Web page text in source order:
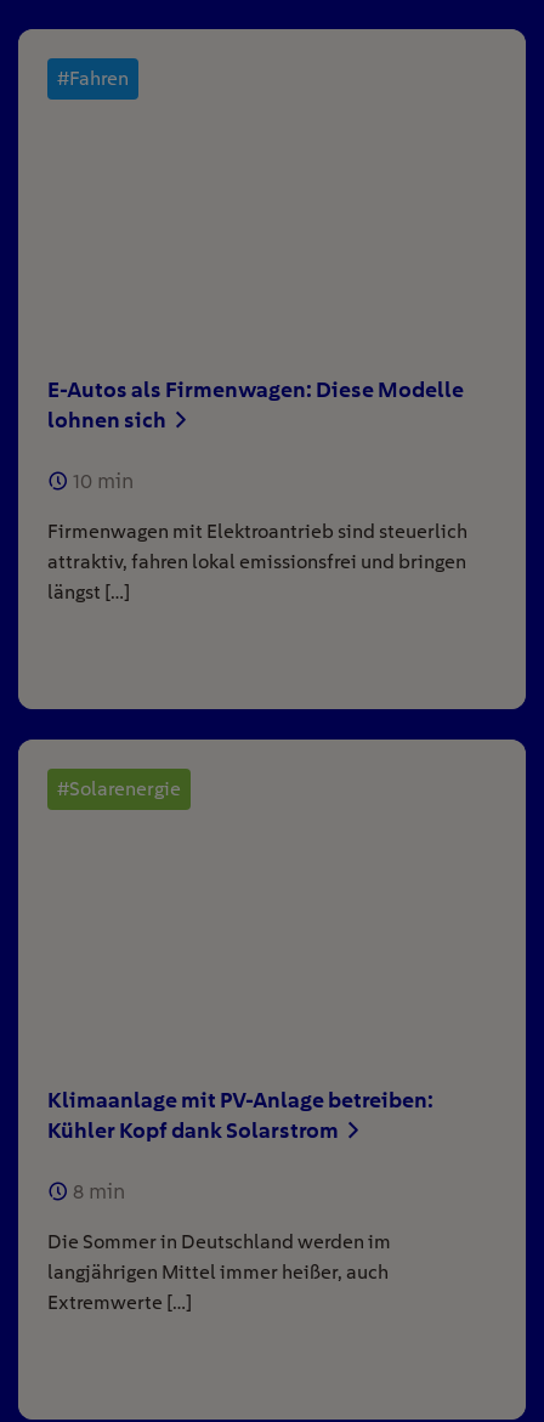
#Fahren
E-Autos als Firmenwagen: Diese Modelle
lohnen sich
10 min
Firmenwagen mit Elektroantrieb sind steuerlich
attraktiv, fahren lokal emissionsfrei und bringen
längst […]
#Solarenergie
Klimaanlage mit PV-Anlage betreiben:
Kühler Kopf dank Solarstrom
8 min
Die Sommer in Deutschland werden im
langjährigen Mittel immer heißer, auch
Extremwerte […]